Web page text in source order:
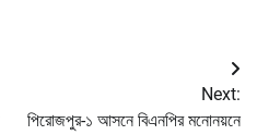
Next:
পিরোজপুর-১ আসনে বিএনপির মনোনয়নে